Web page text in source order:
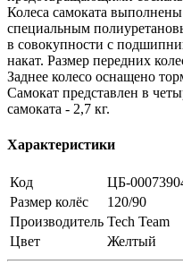
Колеса самоката
специальным
в совокупности с
накат. Размер передних
Заднее колесо оснащено
Самокат представлен в
самоката - 2,7 кг.
Характеристики
Код
ЦБ-
Размер колёс
120/90
Производитель Tech Team
Цвет
Желтый